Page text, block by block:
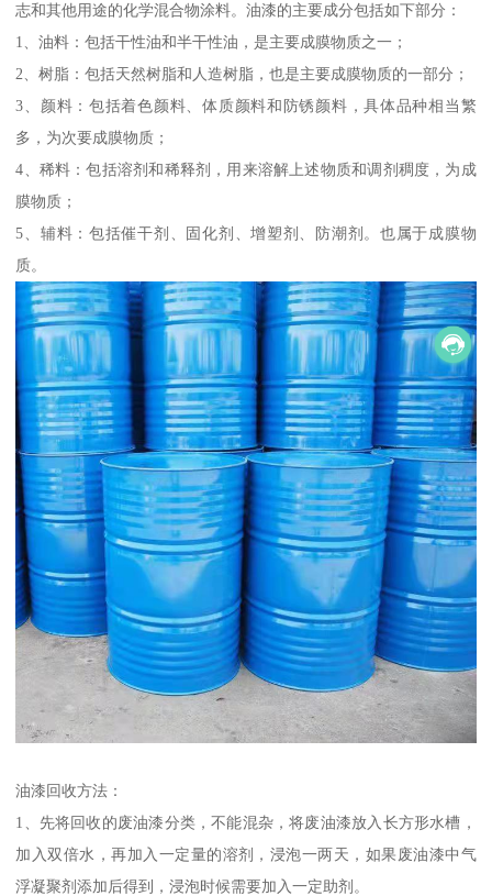
志和其他用途的化学混合物涂料。油漆的主要成分包括如下部分：
1、油料：包括干性油和半干性油，是主要成膜物质之一；
2、树脂：包括天然树脂和人造树脂，也是主要成膜物质的一部分；
3、颜料：包括着色颜料、体质颜料和防锈颜料，具体品种相当繁
多，为次要成膜物质；
4、稀料：包括溶剂和稀释剂，用来溶解上述物质和调剂稠度，为成
膜物质；
5、辅料：包括催干剂、固化剂、增塑剂、防潮剂。也属于成膜物
质。
油漆回收方法：
1、先将回收的废油漆分类，不能混杂，将废油漆放入长方形水槽，
加入双倍水，再加入一定量的溶剂，浸泡一两天，如果废油漆中气
浮凝聚剂添加后得到，浸泡时候需要加入一定助剂。